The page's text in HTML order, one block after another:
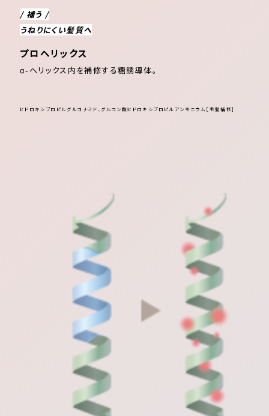
/ 補う /
うねりにくい髪質へ
プロヘリックス
α-ヘリックス内を補修する糖誘導体。
ヒドロキシプロピルグルコナミド、グルコン酸ヒドロキシプロピルアンモニウム［毛髪補修］